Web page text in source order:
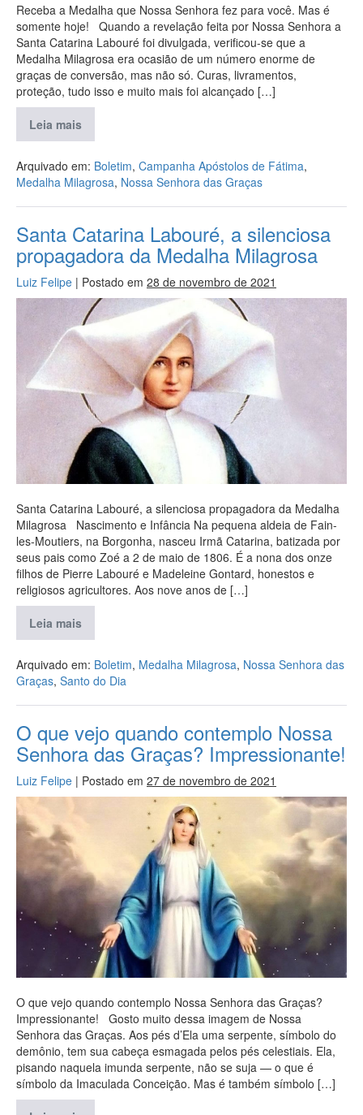
Receba a Medalha que Nossa Senhora fez para você. Mas é
somente hoje! Quando a revelação feita por Nossa Senhora a
Santa Catarina Labouré foi divulgada, verificou-se que a
Medalha Milagrosa era ocasião de um número enorme de
graças de conversão, mas não só. Curas, livramentos,
proteção, tudo isso e muito mais foi alcançado […]
Leia mais
Arquivado em: Boletim, Campanha Apóstolos de Fátima,
Medalha Milagrosa, Nossa Senhora das Graças
Santa Catarina Labouré, a silenciosa
propagadora da Medalha Milagrosa
Luiz Felipe | Postado em 28 de novembro de 2021
Santa Catarina Labouré, a silenciosa propagadora da Medalha
Milagrosa Nascimento e Infância Na pequena aldeia de Fain-
les-Moutiers, na Borgonha, nasceu Irmã Catarina, batizada por
seus pais como Zoé a 2 de maio de 1806. É a nona dos onze
filhos de Pierre Labouré e Madeleine Gontard, honestos e
religiosos agricultores. Aos nove anos de […]
Leia mais
Arquivado em: Boletim, Medalha Milagrosa, Nossa Senhora das
Graças, Santo do Dia
O que vejo quando contemplo Nossa
Senhora das Graças? Impressionante!
Luiz Felipe | Postado em 27 de novembro de 2021
O que vejo quando contemplo Nossa Senhora das Graças?
Impressionante! Gosto muito dessa imagem de Nossa
Senhora das Graças. Aos pés d’Ela uma serpente, símbolo do
demônio, tem sua cabeça esmagada pelos pés celestiais. Ela,
pisando naquela imunda serpente, não se suja — o que é
símbolo da Imaculada Conceição. Mas é também símbolo […]